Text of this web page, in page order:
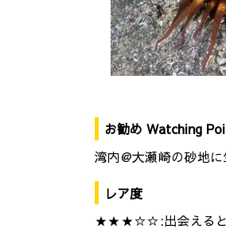
お勧め Watching
湾内@大瀬崎の砂地に
レア度
★★★☆☆:出会えると